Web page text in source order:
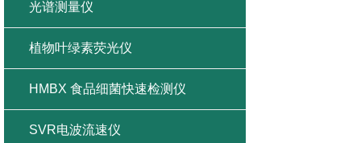
光谱测量仪
植物叶绿素荧光仪
HMBX 食品细菌快速检测仪
SVR电波流速仪